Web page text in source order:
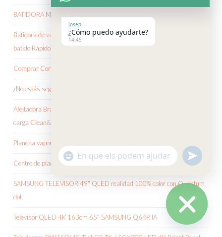
BATIDORA MQ 500 SOUP BRAUN Minipimer
Batidora de vaso Braun Tribute Collection JB 3060 cualquier tipo de
batido Rápido y uniforme
Comprar Cortapelos Braun en Andorra Online
¿No estás seguro la afeitadora Braun que debes elegir?
Afeitadora Braun Series 9 9385cc Wet & Dry estación de limpieza y
carga Clean&Charge
Plancha vapor Philips gc2670
Centro de planchado Philips ultrarrápido con generador de vapor
SAMSUNG TELEVISOR 49″ QLED realidad 100% color con Quantum
dot
Televisor QLED 4K 163cm 65″ SAMSUNG Q64R IA
Josep
¿Cómo puedo ayudarte?
14:45
WhatsApp